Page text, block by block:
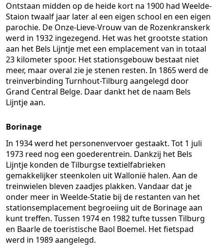
Ontstaan midden op de heide kort na 1900 had Weelde-
Staion twaalf jaar later al een eigen school en een eigen
parochie. De Onze-Lieve-Vrouw van de Rozenkranskerk
werd in 1932 ingezegend. Het was het grootste station
aan het Bels Lijntje met een emplacement van in totaal
23 kilometer spoor. Het stationsgebouw bestaat niet
meer, maar overal zie je stenen resten. In 1865 werd de
treinverbinding Turnhout-Tilburg aangelegd door
Grand Central Belge. Daar dankt het de naam Bels
Lijntje aan.
Borinage
In 1934 werd het personenvervoer gestaakt. Tot 1 juli
1973 reed nog een goederentrein. Dankzij het Bels
Lijntje konden de Tilburgse textielfabrieken
gemakkelijker steenkolen uit Wallonië halen. Aan de
treinwielen bleven zaadjes plakken. Vandaar dat je
onder meer in Weelde-Statie bij de restanten van het
stationsemplacement begroeiing uit de Borinage aan
kunt treffen. Tussen 1974 en 1982 tufte tussen Tilburg
en Baarle de toeristische Baol Boemel. Het fietspad
werd in 1989 aangelegd.